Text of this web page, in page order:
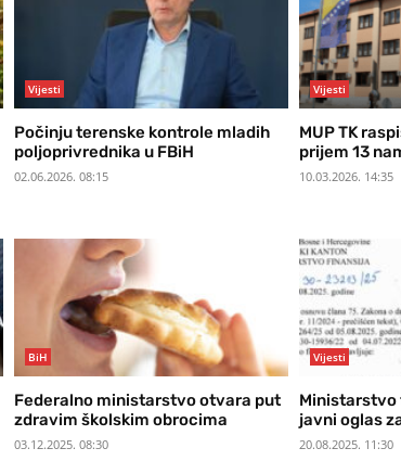
Vijesti
Počinju terenske kontrole mladih
poljoprivrednika u FBiH
02.06.2026. 08:15
Vijesti
MUP TK
prijem 13
10.03.2026. 14:35
BiH
Federalno ministarstvo otvara put
zdravim školskim obrocima
03.12.2025. 08:30
Vijesti
Ministarstvo
javni oglas
20.08.2025. 11:30